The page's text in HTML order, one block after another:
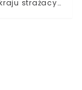
strażacy
do
deszczu